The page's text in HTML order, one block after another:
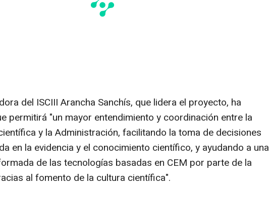
del ISCIII Arancha Sanchís, que lidera el proyecto, ha
permitirá "un mayor entendimiento y coordinación entre la
y la Administración, facilitando la toma de decisiones
en la evidencia y el conocimiento científico, y ayudando a una
de las tecnologías basadas en CEM por parte de la
al fomento de la cultura científica".